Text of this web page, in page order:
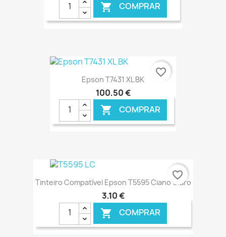
 COMPRAR
€ ONLINE
Epson T7431 XL BK
100,50 €
 COMPRAR
favorite_border
Tinteiro Compatível Epson T5595 Ciano Claro
3,10 €
 COMPRAR
favorite_border